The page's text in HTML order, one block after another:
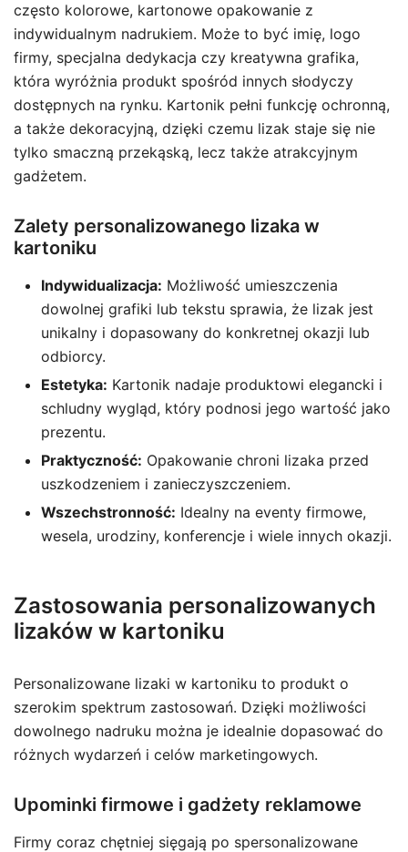
często kolorowe, kartonowe opakowanie z
indywidualnym nadrukiem. Może to być imię, logo
firmy, specjalna dedykacja czy kreatywna grafika,
która wyróżnia produkt spośród innych słodyczy
dostępnych na rynku. Kartonik pełni funkcję ochronną,
a także dekoracyjną, dzięki czemu lizak staje się nie
tylko smaczną przekąską, lecz także atrakcyjnym
gadżetem.
Zalety personalizowanego lizaka w
kartoniku
Indywidualizacja: Możliwość umieszczenia
dowolnej grafiki lub tekstu sprawia, że lizak jest
unikalny i dopasowany do konkretnej okazji lub
odbiorcy.
Estetyka: Kartonik nadaje produktowi elegancki i
schludny wygląd, który podnosi jego wartość jako
prezentu.
Praktyczność: Opakowanie chroni lizaka przed
uszkodzeniem i zanieczyszczeniem.
Wszechstronność: Idealny na eventy firmowe,
wesela, urodziny, konferencje i wiele innych okazji.
Zastosowania personalizowanych
lizaków w kartoniku
Personalizowane lizaki w kartoniku to produkt o
szerokim spektrum zastosowań. Dzięki możliwości
dowolnego nadruku można je idealnie dopasować do
różnych wydarzeń i celów marketingowych.
Upominki firmowe i gadżety reklamowe
Firmy coraz chętniej sięgają po spersonalizowane